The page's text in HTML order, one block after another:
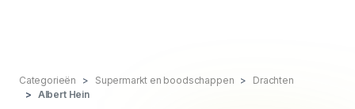
Categorieën Supermarkt en boodschappen
Drachten
Albert Hein